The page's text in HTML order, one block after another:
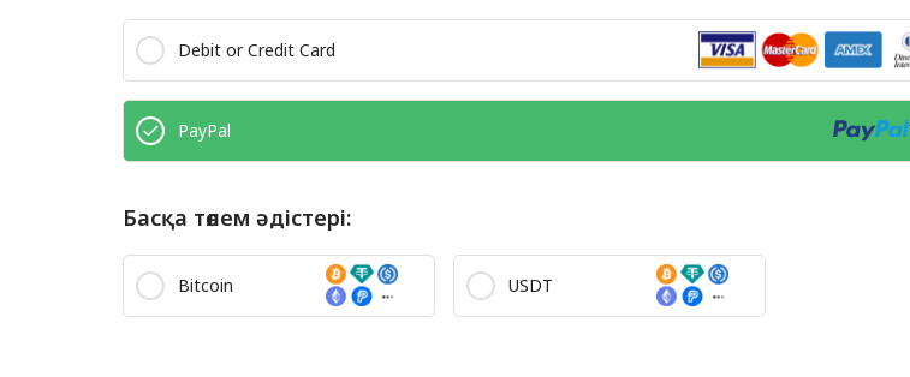
Debit or Credit Card
PayPal
Басқа төлем әдістері:
Bitcoin USDT